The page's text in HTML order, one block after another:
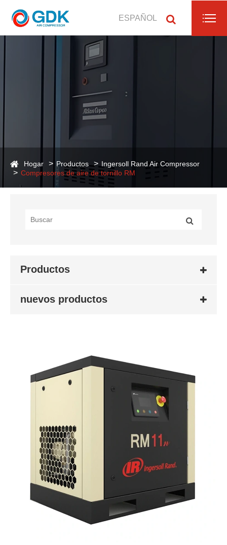
ESPAÑOL
Hogar Productos
Ingersoll Rand Air Compressor
Compresores de aire de tornillo RM
Productos
nuevos productos